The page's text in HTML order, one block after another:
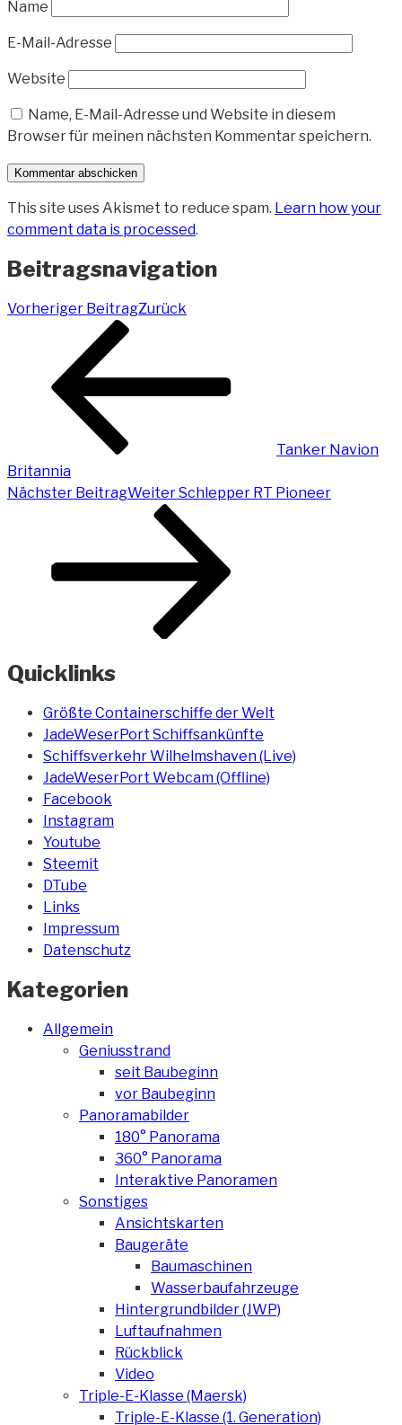
Name
E-Mail-Adresse
Website
Name, E-Mail-Adresse und Website in diesem
Browser für meinen nächsten Kommentar speichern.
This site uses Akismet to reduce spam. Learn how your
comment data is processed.
Beitragsnavigation
Vorheriger BeitragZurück
Tanker Navion
Britannia
Nächster BeitragWeiterSchlepper RT Pioneer
Quicklinks
Größte Containerschiffe der Welt
JadeWeserPort Schiffsankünfte
Schiffsverkehr Wilhelmshaven (Live)
JadeWeserPort Webcam (Offline)
Facebook
Instagram
Youtube
Steemit
DTube
Links
Impressum
Datenschutz
Kategorien
Allgemein
Geniusstrand
seit Baubeginn
vor Baubeginn
Panoramabilder
180° Panorama
360° Panorama
Interaktive Panoramen
Sonstiges
Ansichtskarten
Baugeräte
Baumaschinen
Wasserbaufahrzeuge
Hintergrundbilder (JWP)
Luftaufnahmen
Rückblick
Video
Triple-E-Klasse (Maersk)
Triple-E-Klasse (1. Generation)